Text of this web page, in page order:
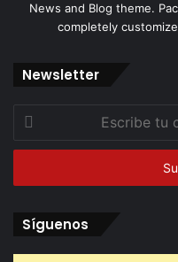
News and Blog theme.
completely
Newsletter
Escribe
correo
Síguenos